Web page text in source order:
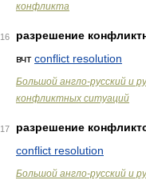
конфликта
16
разрешение
вчтconflict resolution
Большой англо-русский и
конфликтных ситуаций
17
разрешение
conflict resolution
Большой англо-русский и